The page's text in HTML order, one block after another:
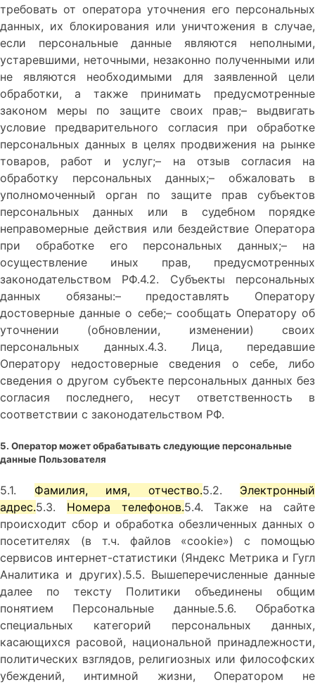
требовать от оператора уточнения его персональных
данных, их блокирования или уничтожения в случае,
если персональные данные являются неполными,
устаревшими, неточными, незаконно полученными или
не являются необходимыми для заявленной цели
обработки, а также принимать предусмотренные
законом меры по защите своих прав;– выдвигать
условие предварительного согласия при обработке
персональных данных в целях продвижения на рынке
товаров, работ и услуг;– на отзыв согласия на
обработку персональных данных;– обжаловать в
уполномоченный орган по защите прав субъектов
персональных данных или в судебном порядке
неправомерные действия или бездействие Оператора
при обработке его персональных данных;– на
осуществление иных прав, предусмотренных
законодательством РФ.4.2. Субъекты персональных
данных обязаны:– предоставлять Оператору
достоверные данные о себе;– сообщать Оператору об
уточнении (обновлении, изменении) своих
персональных данных.4.3. Лица, передавшие
Оператору недостоверные сведения о себе, либо
сведения о другом субъекте персональных данных без
согласия последнего, несут ответственность в
соответствии с законодательством РФ.
5. Оператор может обрабатывать следующие персональные
данные Пользователя
5.1. Фамилия, имя, отчество.5.2. Электронный
адрес.5.3. Номера телефонов.5.4. Также на сайте
происходит сбор и обработка обезличенных данных о
посетителях (в т.ч. файлов «cookie») с помощью
сервисов интернет-статистики (Яндекс Метрика и Гугл
Аналитика и других).5.5. Вышеперечисленные данные
далее по тексту Политики объединены общим
понятием Персональные данные.5.6. Обработка
специальных категорий персональных данных,
касающихся расовой, национальной принадлежности,
политических взглядов, религиозных или философских
убеждений, интимной жизни, Оператором не